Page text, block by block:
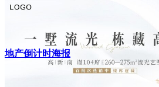
地产倒计时海报